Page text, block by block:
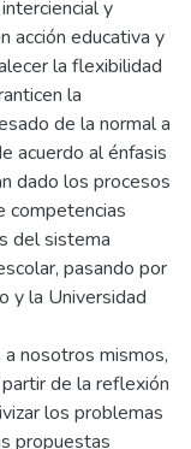
y
acción educativa y
la flexibilidad
la
de la normal a
acuerdo al énfasis
dado los procesos
competencias
del sistema
pasando por
y la Universidad
a nosotros mismos,
de la reflexión
los problemas
propuestas